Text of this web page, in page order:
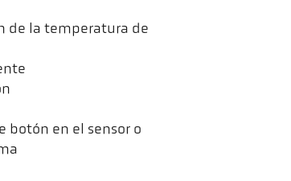
de la temperatura de
botón en el sensor o